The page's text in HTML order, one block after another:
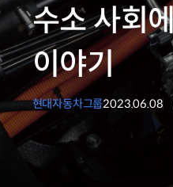
수소 사회
이야기
현대자동차그룹2023.06.08